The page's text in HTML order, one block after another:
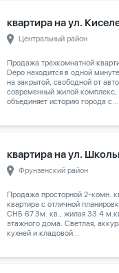
квартира на ул.
Центральный район
Продажа трехкомнатной
Depo находится в одной
на закрытой, свободной от
современный жилой комплекс,
объединяет историю города с...
квартира на ул.
Фрунзенский район
Продажа просторной 2-комн.
квартира с отличной
СНБ 67.3м. кв., жилая 33.4
этажного дома. Светлая,
кухней и кладовой...